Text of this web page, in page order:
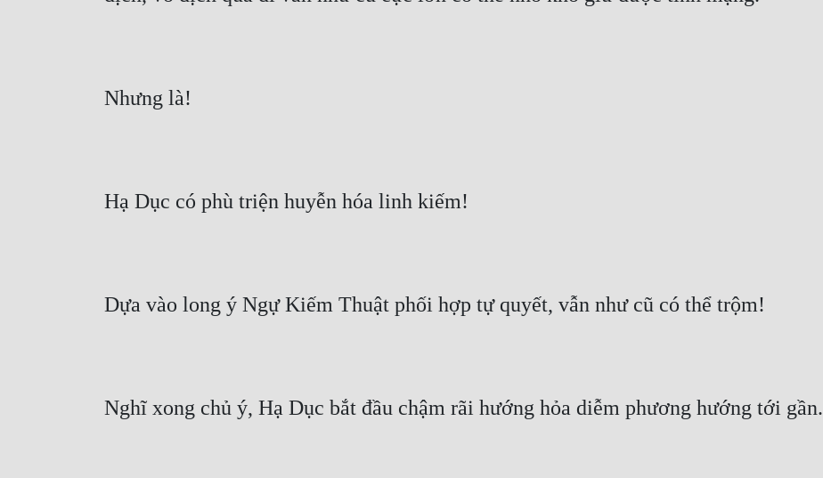
Nhưng là!
Hạ Dục có phù triện huyễn hóa linh kiếm!
Dựa vào long ý Ngự Kiếm Thuật phối hợp tự quyết, vẫn như cũ có thể trộm!
Nghĩ xong chủ ý, Hạ Dục bắt đầu chậm rãi hướng hỏa diễm phương hướng tới gần.